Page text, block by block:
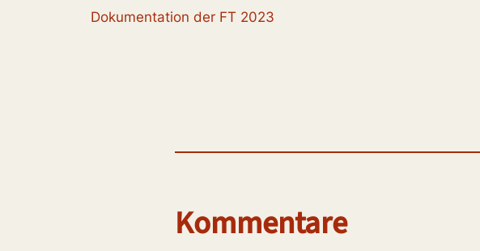
Dokumentation der FT 2023
Kommentare